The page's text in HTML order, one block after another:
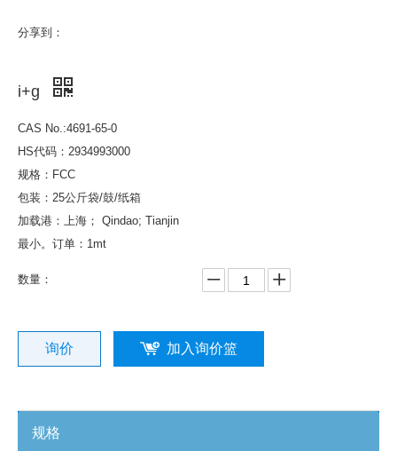
分享到：
i+g
CAS No.:4691-65-0
HS代码：2934993000
规格：FCC
包装：25公斤袋/鼓/纸箱
加载港：上海； Qindao; Tianjin
最小。订单：1mt
数量：
询价 加入询价篮
规格